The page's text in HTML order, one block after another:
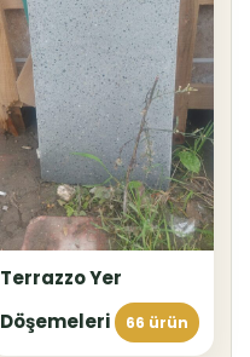
Terrazzo Yer
Döşemeleri
66 ürün